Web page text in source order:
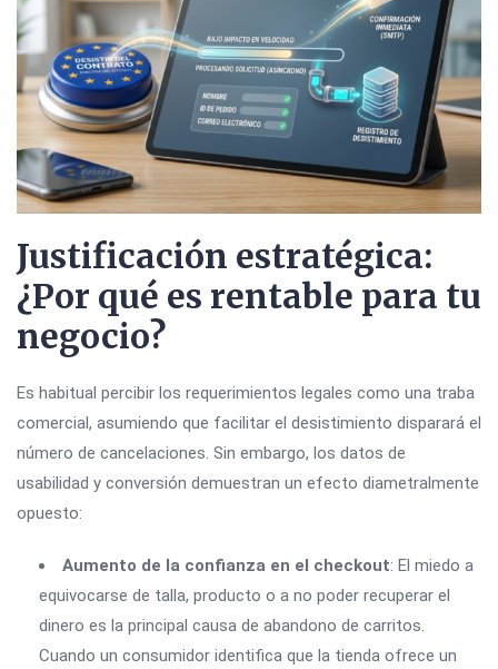
Justificación estratégica:
¿Por qué es rentable para tu
negocio?
Es habitual percibir los requerimientos legales como una traba
comercial, asumiendo que facilitar el desistimiento disparará el
número de cancelaciones. Sin embargo, los datos de
usabilidad y conversión demuestran un efecto diametralmente
opuesto:
Aumento de la confianza en el checkout: El miedo a
equivocarse de talla, producto o a no poder recuperar el
dinero es la principal causa de abandono de carritos.
Cuando un consumidor identifica que la tienda ofrece un